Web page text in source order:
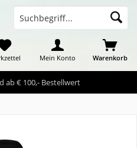
ab € 100,- Bestellwert
Warenkorb
Mein Konto